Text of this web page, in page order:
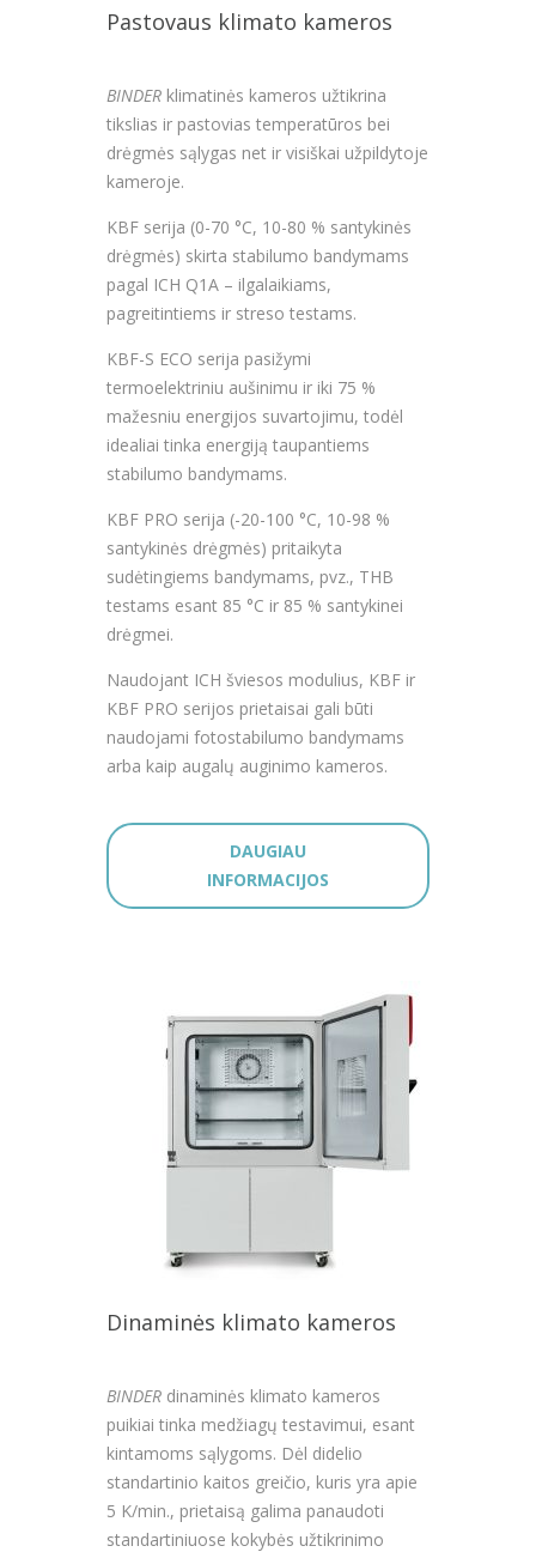
Pastovaus klimato kameros
BINDER klimatinės kameros užtikrina
tikslias ir pastovias temperatūros bei
drėgmės sąlygas net ir visiškai užpildytoje
kameroje.
KBF serija (0-70 °C, 10-80 % santykinės
drėgmės) skirta stabilumo bandymams
pagal ICH Q1A – ilgalaikiams,
pagreitintiems ir streso testams.
KBF-S ECO serija pasižymi
termoelektriniu aušinimu ir iki 75 %
mažesniu energijos suvartojimu, todėl
idealiai tinka energiją taupantiems
stabilumo bandymams.
KBF PRO serija (-20-100 °C, 10-98 %
santykinės drėgmės) pritaikyta
sudėtingiems bandymams, pvz., THB
testams esant 85 °C ir 85 % santykinei
drėgmei.
Naudojant ICH šviesos modulius, KBF ir
KBF PRO serijos prietaisai gali būti
naudojami fotostabilumo bandymams
arba kaip augalų auginimo kameros.
DAUGIAU
INFORMACIJOS
Dinaminės klimato kameros
BINDER dinaminės klimato kameros
puikiai tinka medžiagų testavimui, esant
kintamoms sąlygoms. Dėl didelio
standartinio kaitos greičio, kuris yra apie
5 K/min., prietaisą galima panaudoti
standartiniuose kokybės užtikrinimo